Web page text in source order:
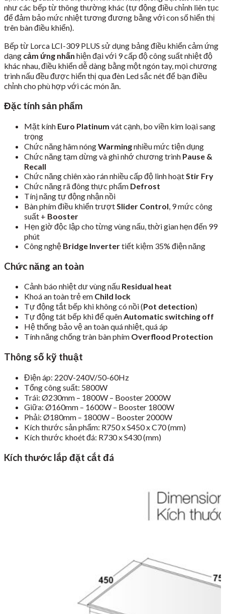
như các bếp từ thông thường khác (tự động điều chỉnh liên tục
để đảm bảo mức nhiệt tương đương bằng với con số hiển thị
trên bàn điều khiển).
Bếp từ Lorca LCI-309 PLUS sử dụng bảng điều khiển cảm ứng
dạng cảm ứng nhấn hiện đại với 9 cấp độ công suất nhiệt độ
khác nhau, điều khiển dễ dàng bằng một ngón tay, mọi chương
trình nấu đều được hiển thị qua đèn Led sắc nét để bạn điều
chỉnh cho phù hợp với các món ăn.
Đặc tính sản phẩm
Mặt kính Euro Platinum vát cạnh, bo viền kim loại sang
trọng
Chức năng hâm nóngWarmingnhiều mức tiện dụng
Chức năng tạm dừng và ghi nhớ chương trình Pause &
Recall
Chức năng chiên xào rán nhiều cấp độ linh hoạtStir Fry
Chức năng rã đông thực phẩm Defrost
Tínj năng tự động nhận nồi
Bàn phím điều khiển trượtSlider Control, 9 mức công
suất + Booster
Hẹn giờ độc lập cho từng vùng nấu, thời gian hẹn đến 99
phút
Công nghệ Bridge Invertertiết kiệm 35% điện năng
Chức năng an toàn
Cảnh báo nhiệt dư vùng nấu Residual heat
Khoá an toàn trẻ em Child lock
Tự động tắt bếp khi không có nồi (Pot detection)
Tự động tát bếp khi để quênAutomatic switching off
Hệ thống bảo vệ an toàn quá nhiệt, quá áp
Tính năng chống tràn bàn phím Overflood Protection
Thông số kỹ thuật
Điện áp: 220V-240V/50-60Hz
Tổng công suất: 5800W
Trái: Ø230mm – 1800W – Booster 2000W
Giữa: Ø160mm – 1600W – Booster 1800W
Phải: Ø180mm – 1800W – Booster 2000W
Kích thước sản phẩm: R750 x S450 x C70 (mm)
Kích thước khoét đá: R730 x S430 (mm)
Kích thước lắp đặt cắt đá